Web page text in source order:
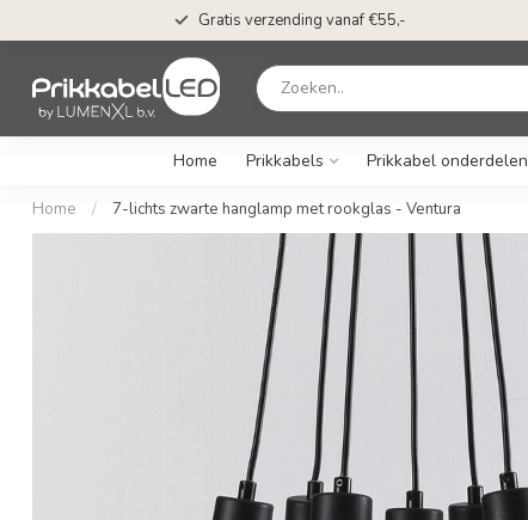
Gratis verzending vanaf €55,-
Home Prikkabels Prikkabel onderdelen
Home / 7-lichts zwarte hanglamp met rookglas - Ventura